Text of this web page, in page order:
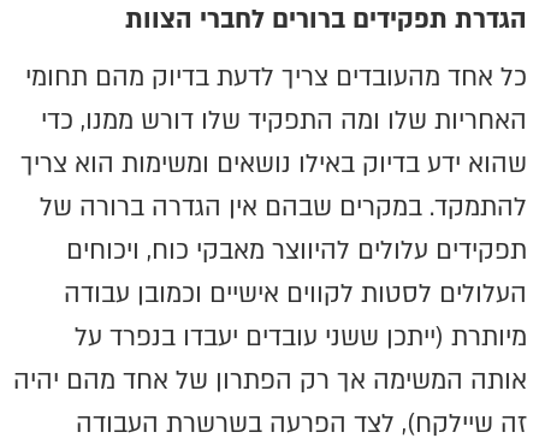
הגדרת תפקידים ברורים לחברי הצוות
כל אחד מהעובדים צריך לדעת בדיוק מהם תחומי
האחריות שלו ומה התפקיד שלו דורש ממנו, כדי
שהוא ידע בדיוק באילו נושאים ומשימות הוא צריך
להתמקד. במקרים שבהם אין הגדרה ברורה של
תפקידים עלולים להיווצר מאבקי כוח, ויכוחים
העלולים לסטות לקווים אישיים וכמובן עבודה
מיותרת (ייתכן ששני עובדים יעבדו בנפרד על
אותה המשימה אך רק הפתרון של אחד מהם יהיה
זה שיילקח), לצד הפרעה בשרשרת העבודה